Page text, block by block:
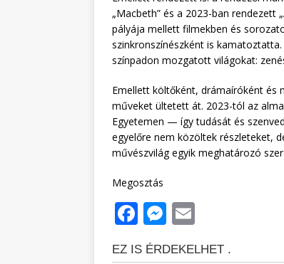
„Macbeth” és a 2023-ban rendezett
pályája mellett filmekben és
szinkronszínészként is
színpadon mozgatott világokat:
Emellett költőként, drámaíróként és
műveket ültetett át. 2023-tól az
Egyetemen — így tudását és
egyelőre nem közöltek részleteket,
művészvilág egyik meghatározó
Megosztás
F
a
M